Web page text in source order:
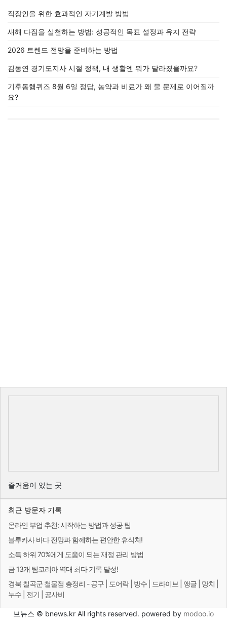
직장인을 위한 효과적인 자기계발 방법
새해 다짐을 실천하는 방법: 성공적인 목표 설정과 유지 전략
2026 트렌드 전망을 준비하는 방법
김동연 경기도지사 시절 정책, 내 생활엔 뭐가 달라졌을까요?
기후동행퀴즈 8월 6일 정답, 농약과 비료가 왜 물 문제로 이어질까
요?
즐거움이 있는 곳
최근 방문자 기록
온라인 부업 추천: 시작하는 방법과 성공 팁
블루카사 바다 전망과 함께하는 편안한 휴식처!
소득 하위 70%에게 도움이 되는 재정 관리 방법
금 13개 팀코리아 역대 최다 기록 달성!
경북 칠곡군 철물점 총정리 - 공구 | 도어락 | 방수 | 드라이브 | 앵글 | 망치 |
누수 | 전기 | 공사비
브뉴스 © bnews.kr All rights reserved. powered by modoo.io